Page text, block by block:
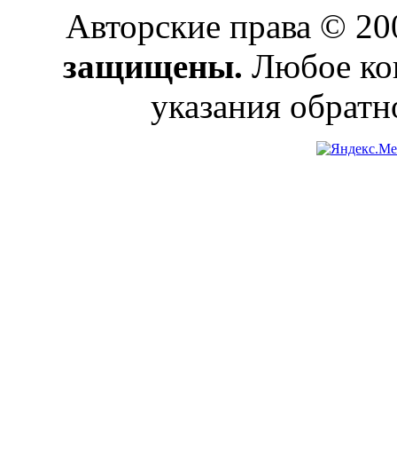
Авторские права ©
защищены. Любое
указания